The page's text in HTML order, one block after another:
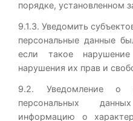
порядке, установленном
9.1.3. Уведомить
персональные данные
если такое
нарушения их прав и
9.2. Уведомление о
персональных
информацию о